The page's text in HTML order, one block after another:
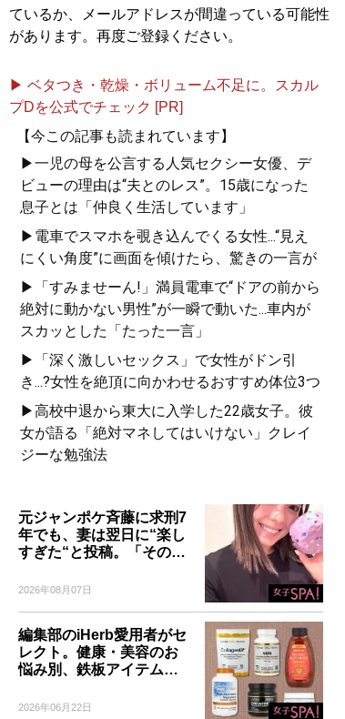
ているか、メールアドレスが間違っている可能性
があります。再度ご登録ください。
▶ ベタつき・乾燥・ボリューム不足に。スカル
プDを公式でチェック [PR]
【今この記事も読まれています】
▶一児の母を公言する人気セクシー女優、デ
ビューの理由は“夫とのレス”。15歳になった
息子とは「仲良く生活しています」
▶電車でスマホを覗き込んでくる女性...“見え
にくい角度”に画面を傾けたら、驚きの一言が
▶「すみませーん!」満員電車で“ドアの前から
絶対に動かない男性”が一瞬で動いた...車内が
スカッとした「たった一言」
▶「深く激しいセックス」で女性がドン引
き...?女性を絶頂に向かわせるおすすめ体位3つ
▶高校中退から東大に入学した22歳女子。彼
女が語る「絶対マネしてはいけない」クレイ
ジーな勉強法
元ジャンポケ斉藤に求刑7
年でも、妻は翌日に“楽し
すぎた“と投稿。「その…
2026年08月07日
編集部のiHerb愛用者がセ
レクト。健康・美容のお
悩み別、鉄板アイテム…
2026年06月22日